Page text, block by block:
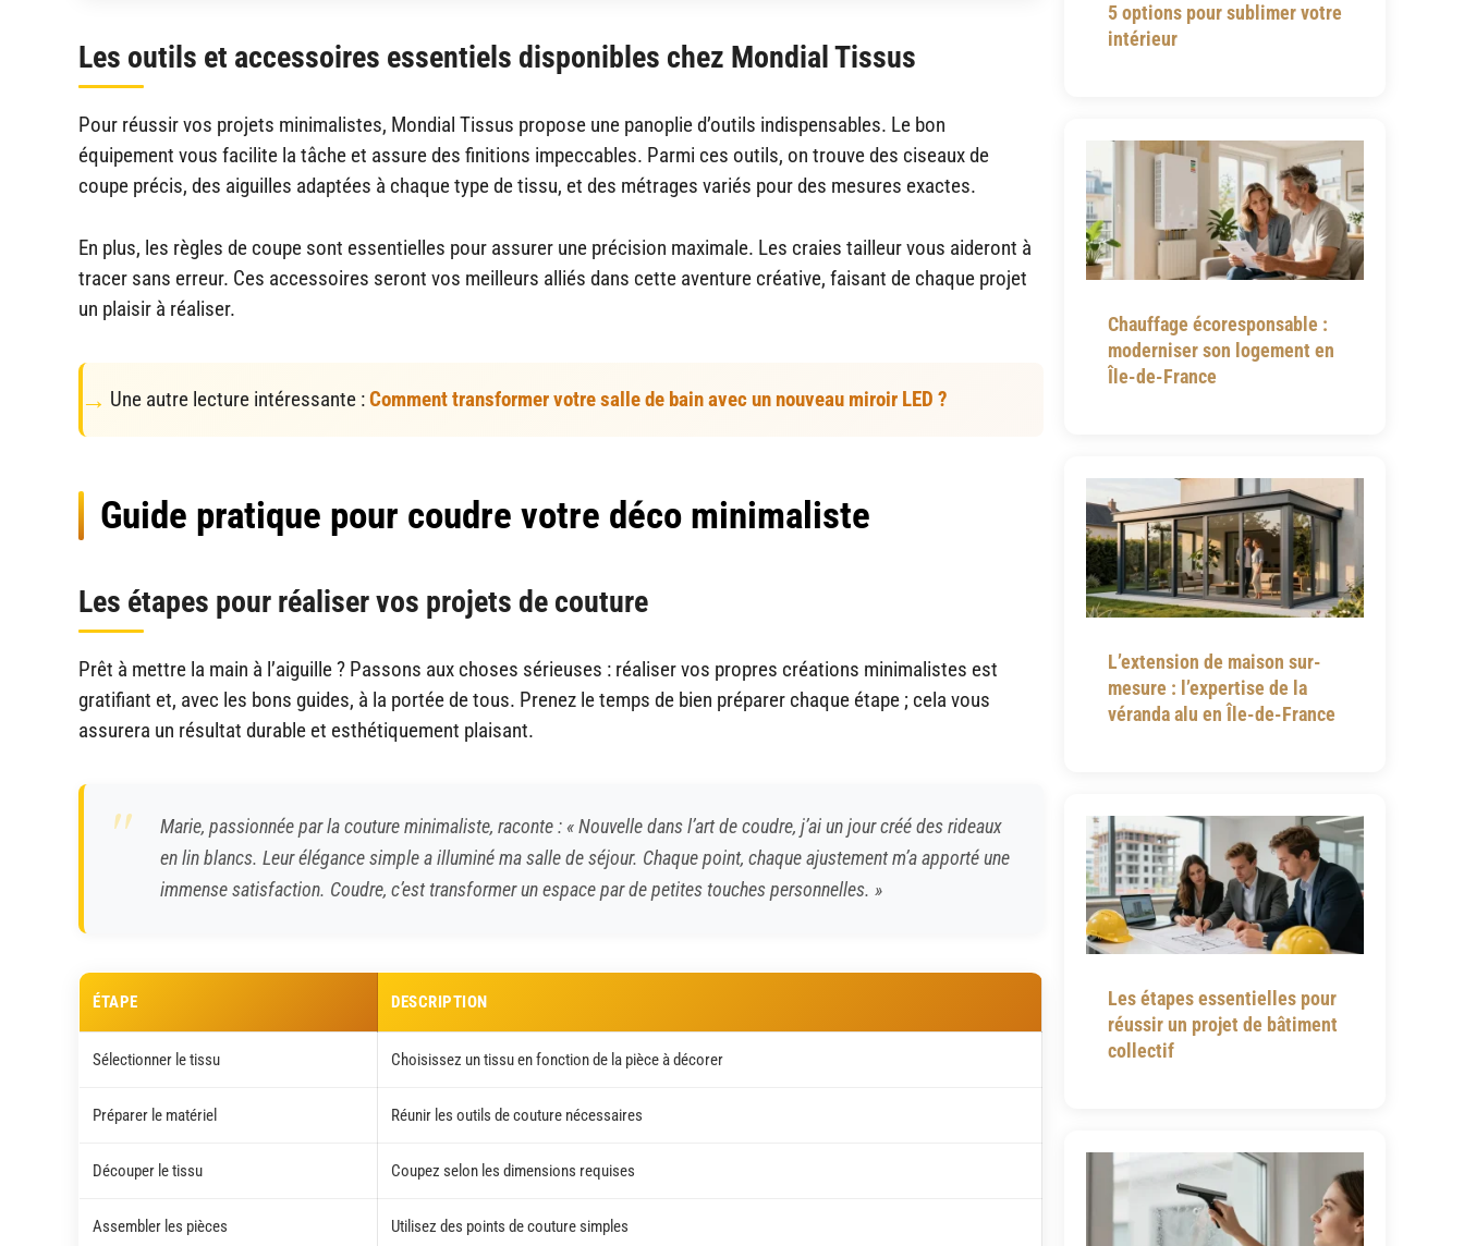
Les outils et accessoires essentiels disponibles chez Mondial Tissus
Pour réussir vos projets minimalistes, Mondial Tissus propose une panoplie d’outils indispensables. Le bon
équipement vous facilite la tâche et assure des finitions impeccables. Parmi ces outils, on trouve des ciseaux de
coupe précis, des aiguilles adaptées à chaque type de tissu, et des métrages variés pour des mesures exactes.
En plus, les règles de coupe sont essentielles pour assurer une précision maximale. Les craies tailleur vous aideront à
tracer sans erreur. Ces accessoires seront vos meilleurs alliés dans cette aventure créative, faisant de chaque projet
un plaisir à réaliser.
Une autre lecture intéressante :Comment transformer votre salle de bain avec un nouveau miroir LED ?
Guide pratique pour coudre votre déco minimaliste
Les étapes pour réaliser vos projets de couture
Prêt à mettre la main à l’aiguille ? Passons aux choses sérieuses : réaliser vos propres créations minimalistes est
gratifiant et, avec les bons guides, à la portée de tous. Prenez le temps de bien préparer chaque étape ; cela vous
assurera un résultat durable et esthétiquement plaisant.
Marie, passionnée par la couture minimaliste, raconte : « Nouvelle dans l’art de coudre, j’ai un jour créé des rideaux
en lin blancs. Leur élégance simple a illuminé ma salle de séjour. Chaque point, chaque ajustement m’a apporté une
immense satisfaction. Coudre, c’est transformer un espace par de petites touches personnelles. »
ÉTAPE DESCRIPTION
Sélectionner le tissu Choisissez un tissu en fonction de la pièce à décorer
Préparer le matériel Réunir les outils de couture nécessaires
Découper le tissu Coupez selon les dimensions requises
Assembler les pièces Utilisez des points de couture simples
5 options pour sublimer votre
intérieur
Chauffage écoresponsable :
moderniser son logement en
Île-de-France
L’extension de maison sur-
mesure : l’expertise de la
véranda alu en Île-de-France
Les étapes essentielles pour
réussir un projet de bâtiment
collectif